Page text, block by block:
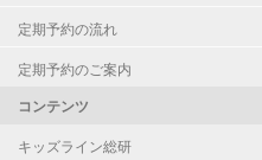
定期予約の流れ
定期予約のご案内
コンテンツ
キッズライン総研